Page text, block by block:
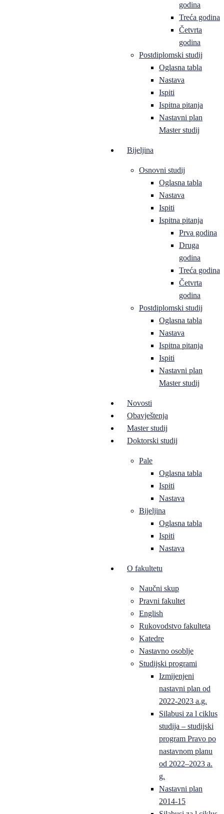
godina
Treća godina
Četvrta
godina
Postdiplomski studij
Oglasna tabla
Nastava
Ispiti
Ispitna pitanja
Nastavni plan
Master studij
Bijeljina
Osnovni studij
Oglasna tabla
Nastava
Ispiti
Ispitna pitanja
Prva godina
Druga
godina
Treća godina
Četvrta
godina
Postdiplomski studij
Oglasna tabla
Nastava
Ispitna pitanja
Ispiti
Nastavni plan
Master studij
Novosti
Obavještenja
Master studij
Doktorski studij
Pale
Oglasna tabla
Ispiti
Nastava
Bijeljina
Oglasna tabla
Ispiti
Nastava
O fakultetu
Naučni skup
Pravni fakultet
English
Rukovodstvo fakulteta
Katedre
Nastavno osoblje
Studijski programi
Izmijenjeni
nastavni plan od
2022-2023 a.g.
Silabusi za l ciklus
studija – studijski
program Pravo po
nastavnom planu
od 2022–2023 a.
g.
Nastavni plan
2014-15